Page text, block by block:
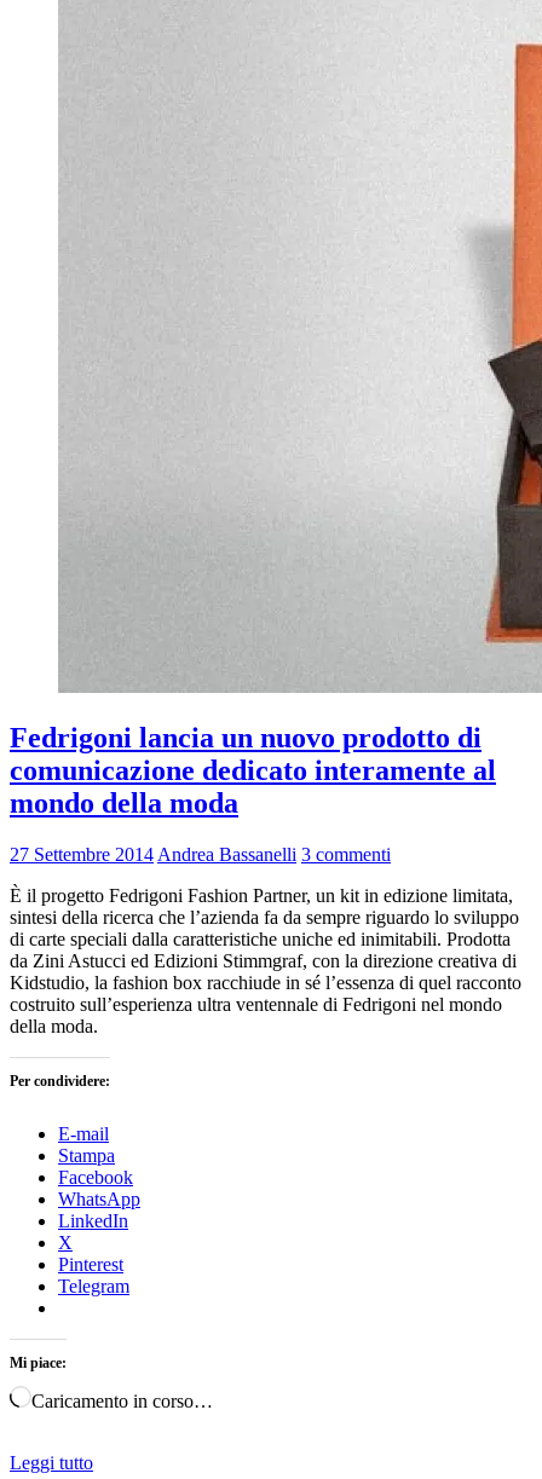
Fedrigoni lancia un nuovo prodotto di
comunicazione dedicato interamente al
mondo della moda
27 Settembre 2014 Andrea Bassanelli 3 commenti
È il progetto Fedrigoni Fashion Partner, un kit in edizione limitata,
sintesi della ricerca che l’azienda fa da sempre riguardo lo sviluppo
di carte speciali dalla caratteristiche uniche ed inimitabili. Prodotta
da Zini Astucci ed Edizioni Stimmgraf, con la direzione creativa di
Kidstudio, la fashion box racchiude in sé l’essenza di quel racconto
costruito sull’esperienza ultra ventennale di Fedrigoni nel mondo
della moda.
Per condividere:
E-mail
Stampa
Facebook
WhatsApp
LinkedIn
X
Pinterest
Telegram
Mi piace:
Caricamento in corso…
Leggi tutto